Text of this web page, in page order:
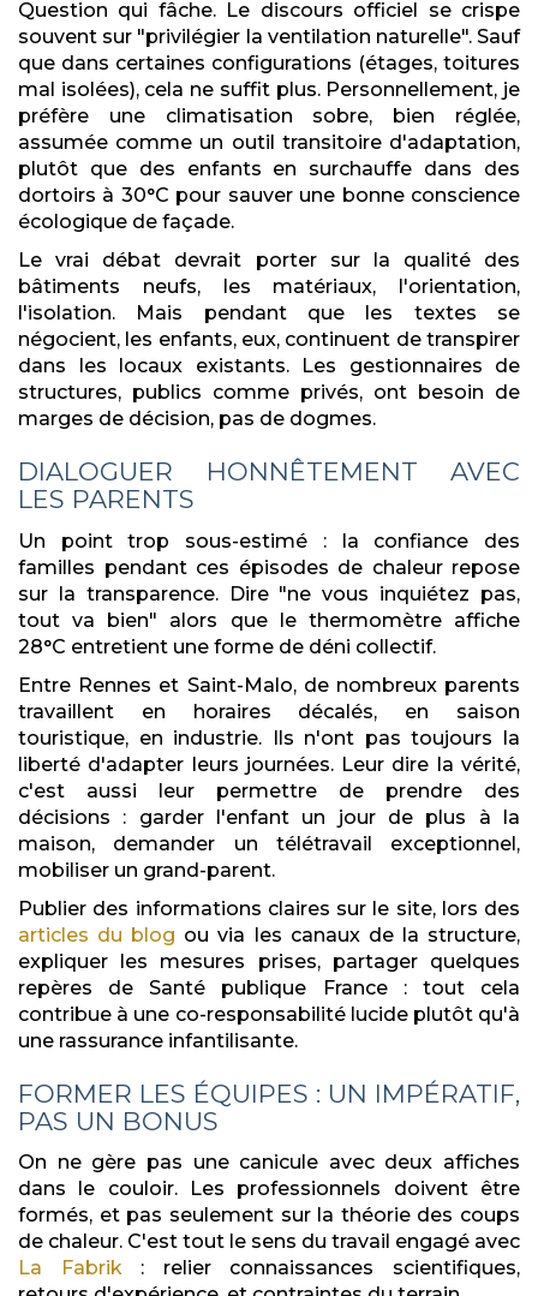
Question qui fâche. Le discours officiel se crispe
souvent sur "privilégier la ventilation naturelle". Sauf
que dans certaines configurations (étages, toitures
mal isolées), cela ne suffit plus. Personnellement, je
préfère une climatisation sobre, bien réglée,
assumée comme un outil transitoire d'adaptation,
plutôt que des enfants en surchauffe dans des
dortoirs à 30°C pour sauver une bonne conscience
écologique de façade.
Le vrai débat devrait porter sur la qualité des
bâtiments neufs, les matériaux, l'orientation,
l'isolation. Mais pendant que les textes se
négocient, les enfants, eux, continuent de transpirer
dans les locaux existants. Les gestionnaires de
structures, publics comme privés, ont besoin de
marges de décision, pas de dogmes.
DIALOGUER HONNÊTEMENT AVEC
LES PARENTS
Un point trop sous-estimé : la confiance des
familles pendant ces épisodes de chaleur repose
sur la transparence. Dire "ne vous inquiétez pas,
tout va bien" alors que le thermomètre affiche
28°C entretient une forme de déni collectif.
Entre Rennes et Saint-Malo, de nombreux parents
travaillent en horaires décalés, en saison
touristique, en industrie. Ils n'ont pas toujours la
liberté d'adapter leurs journées. Leur dire la vérité,
c'est aussi leur permettre de prendre des
décisions : garder l'enfant un jour de plus à la
maison, demander un télétravail exceptionnel,
mobiliser un grand-parent.
Publier des informations claires sur le site, lors des
articles du blog ou via les canaux de la structure,
expliquer les mesures prises, partager quelques
repères de Santé publique France : tout cela
contribue à une co-responsabilité lucide plutôt qu'à
une rassurance infantilisante.
FORMER LES ÉQUIPES : UN IMPÉRATIF,
PAS UN BONUS
On ne gère pas une canicule avec deux affiches
dans le couloir. Les professionnels doivent être
formés, et pas seulement sur la théorie des coups
de chaleur. C'est tout le sens du travail engagé avec
La Fabrik: relier connaissances scientifiques,